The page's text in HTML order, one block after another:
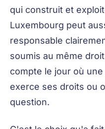
qui construit et
Luxembourg peut
responsable
soumis au même
compte le jour où
exerce ses droits ou
question.